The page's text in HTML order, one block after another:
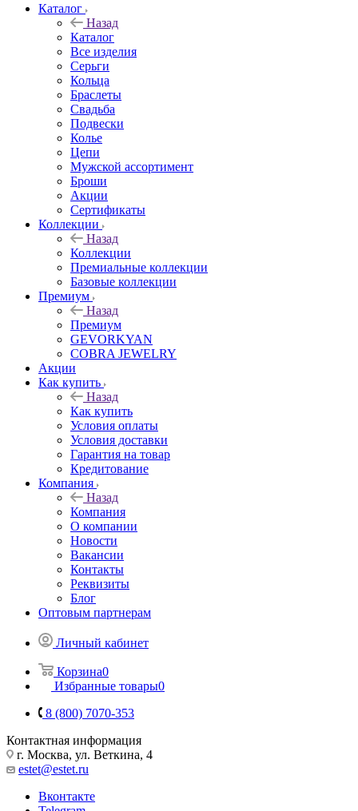
Каталог
Назад
Каталог
Все изделия
Серьги
Кольца
Браслеты
Свадьба
Подвески
Колье
Цепи
Мужской ассортимент
Броши
Акции
Сертификаты
Коллекции
Назад
Коллекции
Премиальные коллекции
Базовые коллекции
Премиум
Назад
Премиум
GEVORKYAN
COBRA JEWELRY
Акции
Как купить
Назад
Как купить
Условия оплаты
Условия доставки
Гарантия на товар
Кредитование
Компания
Назад
Компания
О компании
Новости
Вакансии
Контакты
Реквизиты
Блог
Оптовым партнерам
Личный кабинет
Корзина0
Избранные товары0
8 (800) 7070-353
Контактная информация
г. Москва, ул. Веткина, 4
estet@estet.ru
Вконтакте